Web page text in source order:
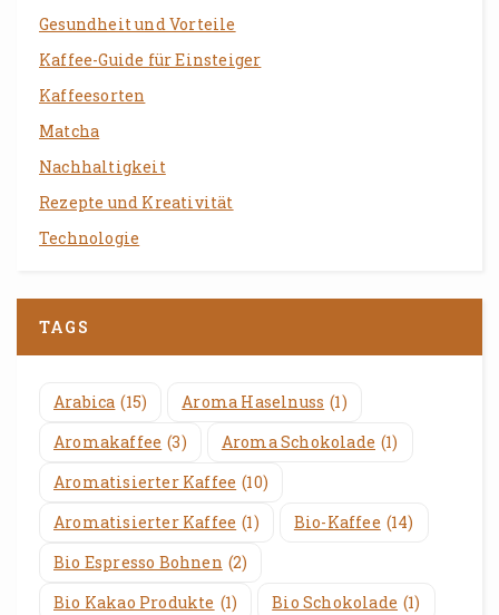
Gesundheit und Vorteile
Kaffee-Guide für Einsteiger
Kaffeesorten
Matcha
Nachhaltigkeit
Rezepte und Kreativität
Technologie
TAGS
Arabica (15) Aroma Haselnuss (1)
Aromakaffee (3) Aroma Schokolade (1)
Aromatisierter Kaffee (10)
Aromatisierter Kaffee (1) Bio-Kaffee (14)
Bio Espresso Bohnen (2)
Bio Kakao Produkte (1) Bio Schokolade (1)